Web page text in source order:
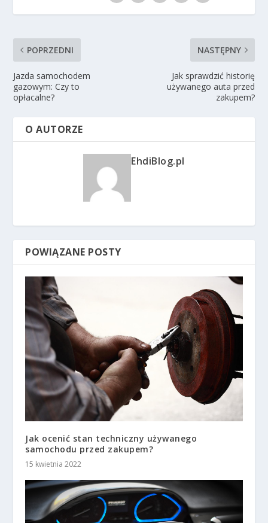
POPRZEDNI
Jazda samochodem
gazowym: Czy to
opłacalne?
NASTĘPNY
Jak sprawdzić historię
używanego auta przed
zakupem?
O AUTORZE
EhdiBlog.pl
POWIĄZANE POSTY
Jak ocenić stan techniczny używanego
samochodu przed zakupem?
15 kwietnia 2022